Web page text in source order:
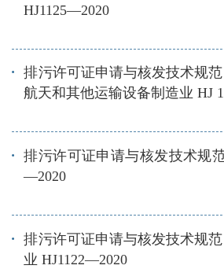
HJ1125—2020
排污许可证申请与核发技术规
航天和其他运输设备制造业 HJ
排污许可证申请与核发技术规
—2020
排污许可证申请与核发技术规
业 HJ1122—2020